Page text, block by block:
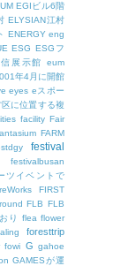
EGIビル6階
ELYSIAN江村
ENERGY eng
ESG ESGフ
展示館
eum
年4月に開館
eyes eスポー
に位置する複
facility Fair
FARM
festival
festivalbusan
ツイベントで
FIRST
FLB FLB
り
flea flower
foresttrip
fowi G gahoe
GAMESが運